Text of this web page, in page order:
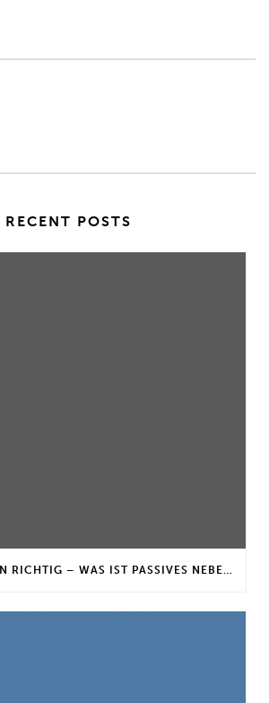
RECENT POSTS
GELD VERDIENEN RICHTIG – WAS IST PASSIVES NEBENEINKOMMEN?